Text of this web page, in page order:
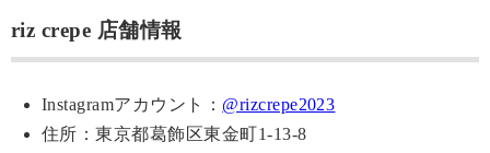
riz crepe 店舗情報
Instagramアカウント： @rizcrepe2023
住所：東京都葛飾区東金町1-13-8